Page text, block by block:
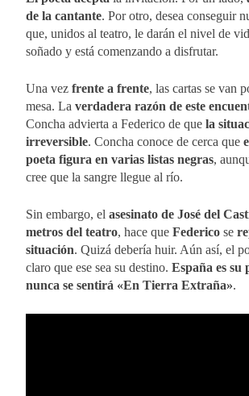
de la cantante. Por otro, desea conseguir
que, unidos al teatro, le darán el nivel de
soñado y está comenzando a disfrutar.
Una vez frente a frente, las cartas se van
mesa. La verdadera razón de este
Concha advierta a Federico de que la
irreversible. Concha conoce de cerca que
poeta figura en varias listas negras,
cree que la sangre llegue al río.
Sin embargo, el asesinato de José del
metros del teatro, hace que Federico se
situación. Quizá debería huir. Aún así, el
claro que ese sea su destino. España es su
nunca se sentirá «En Tierra Extraña».